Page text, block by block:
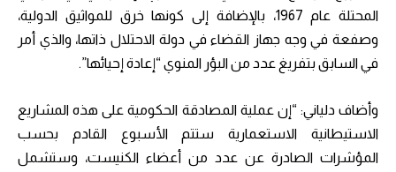
المحتلة عام 1967، بالإضافة إلى كونها خرق للمواثيق الدولية،
وصفعة في وجه جهاز القضاء في دولة الاحتلال ذاتها، والذي أمر
في السابق بتفريغ عدد من البؤر المنوي “إعادة إحيائها”.
وأضاف دلياني: “إن عملية المصادقة الحكومية على هذه المشاريع
الاستيطانية الاستعمارية ستتم الأسبوع القادم بحسب
المؤشرات الصادرة عن عدد من أعضاء الكنيست، وستشمل